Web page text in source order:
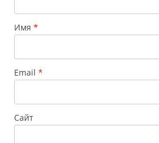
Имя *
Email *
Сайт